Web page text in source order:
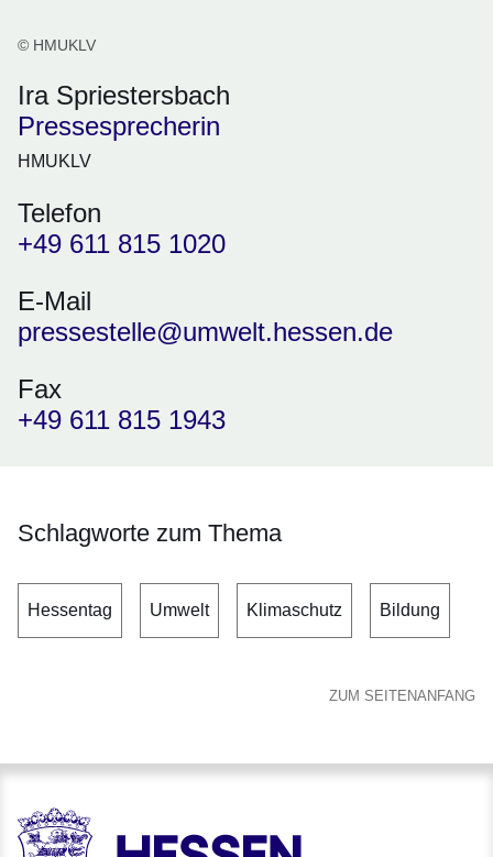
© HMUKLV
Ira Spriestersbach
Pressesprecherin
HMUKLV
Telefon
+49 611 815 1020
E-Mail
pressestelle@umwelt.hessen.de
Fax
+49 611 815 1943
Schlagworte zum Thema
Hessentag Umwelt Klimaschutz Bildung
ZUM SEITENANFANG